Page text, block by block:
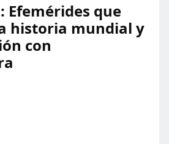
Efemérides que
historia mundial y
con